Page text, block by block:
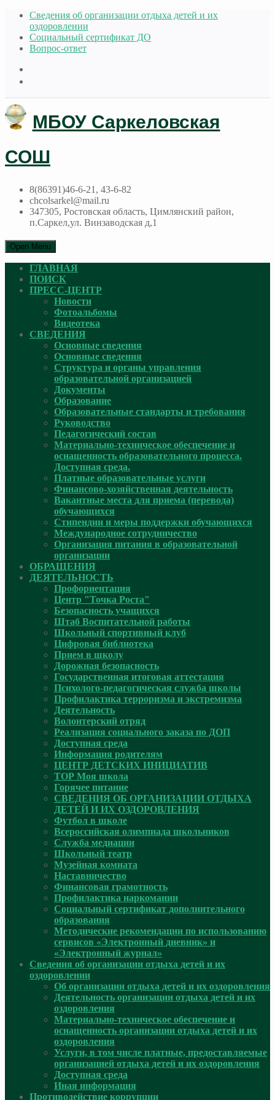
Сведения об организации отдыха детей и их
оздоровлении
Социальный сертификат ДО
Вопрос-ответ
МБОУ Саркеловская
СОШ
8(86391)46-6-21, 43-6-82
chcolsarkel@mail.ru
347305, Ростовская область, Цимлянский район,
п.Саркел,ул. Винзаводская д,1
Open Menu
ГЛАВНАЯ
ПОИСК
ПРЕСС-ЦЕНТР
Новости
Фотоальбомы
Видеотека
СВЕДЕНИЯ
Основные сведения
Основные сведения
Структура и органы управления
образовательной организацией
Документы
Образование
Образовательные стандарты и требования
Руководcтво
Педагогический состав
Материально-техническое обеспечение и
оснащенность образовательного процесса.
Доступная среда.
Платные образовательные услуги
Финансово-хозяйственная деятельность
Вакантные места для приема (перевода)
обучающихся
Стипендии и меры поддержки обучающихся
Международное сотрудничество
Организация питания в образовательной
организации
ОБРАЩЕНИЯ
ДЕЯТЕЛЬНОСТЬ
Профориентация
Центр "Точка Роста"
Безопасность учащихся
Штаб Воспитательной работы
Школьный спортивный клуб
Цифровая библиотека
Прием в школу
Дорожная безопасность
Государственная итоговая аттестация
Психолого-педагогическая служба школы
Профилактика терроризма и экстремизма
Деятельность
Волонтерский отряд
Реализация социального заказа по ДОП
Доступная среда
Информация родителям
ЦЕНТР ДЕТСКИХ ИНИЦИАТИВ
ТОР Моя школа
Горячее питание
СВЕДЕНИЯ ОБ ОРГАНИЗАЦИИ ОТДЫХА
ДЕТЕЙ И ИХ ОЗДОРОВЛЕНИЯ
Футбол в школе
Всероссийская олимпиада школьников
Служба медиации
Школьный театр
Музейная комната
Наставничество
Финансовая грамотность
Профилактика наркомании
Социальный сертификат дополнительного
образования
Методические рекомендации по использованию
сервисов «Электронный дневник» и
«Электронный журнал»
Сведения об организации отдыха детей и их
оздоровлении
Об организации отдыха детей и их оздоровления
Деятельность организации отдыха детей и их
оздоровления
Материально-техническое обеспечение и
оснащенность организации отдыха детей и их
оздоровления
Услуги, в том числе платные, предоставляемые
организацией отдыха детей и их оздоровления
Доступная среда
Иная информация
Противодействие коррупции